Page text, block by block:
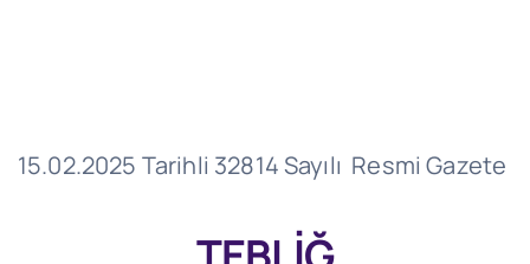
15.02.2025 Tarihli 32814 Sayılı Resmi Gazete